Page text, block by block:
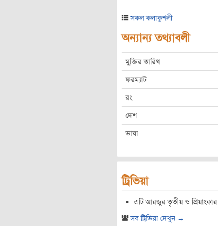
সকল কলাকুশলী
অন্যান্য তথ্যাবলী
মুক্তির তারিখ
ফরম্যাট
রং
দেশ
ভাষা
ট্রিভিয়া
এটি আরজুর তৃতীয় ও প্রিয়াংকার
সব ট্রিভিয়া দেখুন →